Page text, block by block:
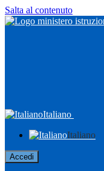
Salta al contenuto
Italiano
Italiano
Accedi